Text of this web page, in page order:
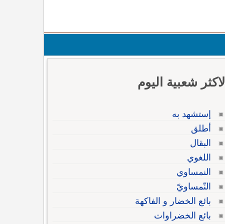
الاكثر شعبية اليوم
إستشهد به
أطلق
البقال
اللغوي
النمساوي
النّمساويّ
بائع الخضار و الفاكهة
بائع الخضراوات